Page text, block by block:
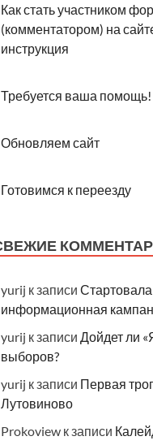
Как стать участником
(комментатором) на
инструкция
Требуется ваша помощь!
Обновляем сайт
Готовимся к переезду
yurij к записи
информационная
yurij к записи Дойдет ли
выборов?
yurij к записи Первая
Лутовиново
Prokoview к записи